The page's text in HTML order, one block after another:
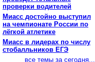
проверки водителей
Миасс достойно выступил
на чемпионате России по
лёгкой атлетике
Миасс в лидерах по числу
стобалльников ЕГЭ
все темы за сегодня...